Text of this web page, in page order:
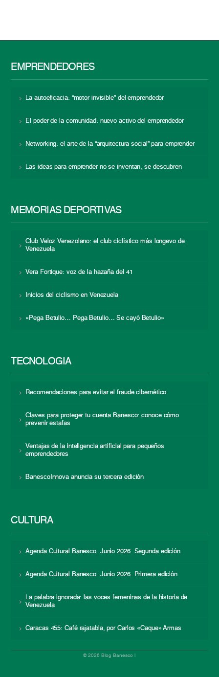
EMPRENDEDORES
La autoeficacia: “motor invisible” del emprendedor
El poder de la comunidad: nuevo activo del emprendedor
Networking: el arte de la “arquitectura social” para emprender
Las ideas para emprender no se inventan, se descubren
MEMORIAS DEPORTIVAS
Club Veloz Venezolano: el club ciclístico más longevo de
Venezuela
Vera Fortique: voz de la hazaña del 41
Inicios del ciclismo en Venezuela
«Pega Betulio… Pega Betulio… Se cayó Betulio»
TECNOLOGÍA
Recomendaciones para evitar el fraude cibernético
Claves para proteger tu cuenta Banesco: conoce cómo
prevenir estafas
Ventajas de la inteligencia artificial para pequeños
emprendedores
BanescoInnova anuncia su tercera edición
CULTURA
Agenda Cultural Banesco. Junio 2026. Segunda edición
Agenda Cultural Banesco. Junio 2026. Primera edición
La palabra ignorada: las voces femeninas de la historia de
Venezuela
Caracas 455: Café rajatabla, por Carlos «Caque» Armas
© 2026 Blog Banesco |